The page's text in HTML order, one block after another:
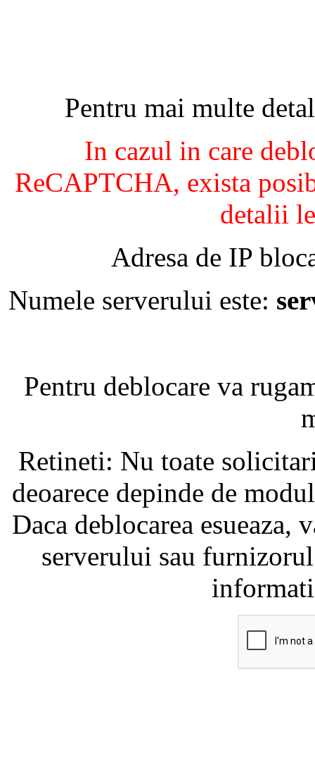
Pentru mai multe
In cazul in care
ReCAPTCHA, exista
detalii
Adresa de IP
Numele serverului este:
Pentru deblocare va
Retineti: Nu toate
deoarece depinde de
Daca deblocarea
serverului sau